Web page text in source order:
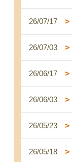
26/07/17
26/07/03
26/06/17
26/06/03
26/05/23
26/05/18